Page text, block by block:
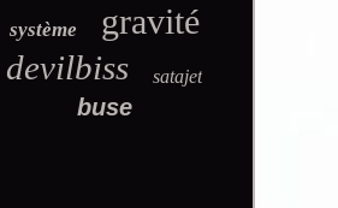
système gravité
devilbiss satajet
buse